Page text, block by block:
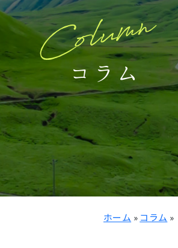
Column
コラム
ホーム » コラム »